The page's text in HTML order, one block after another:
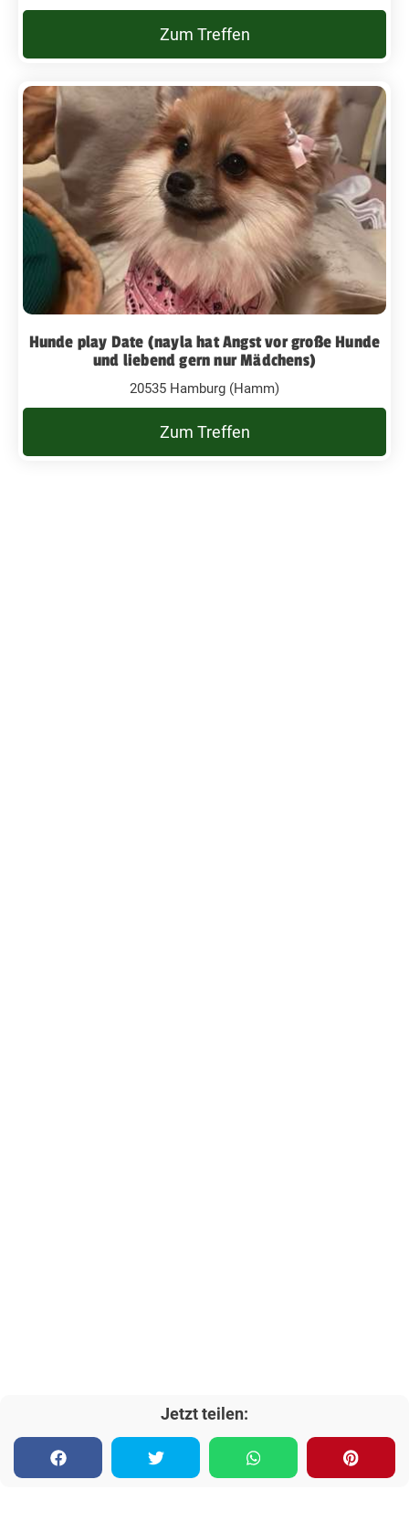
Zum Treffen
Hunde play Date (nayla hat Angst vor große Hunde
und liebend gern nur Mädchens)
20535 Hamburg (Hamm)
Zum Treffen
Jetzt teilen: